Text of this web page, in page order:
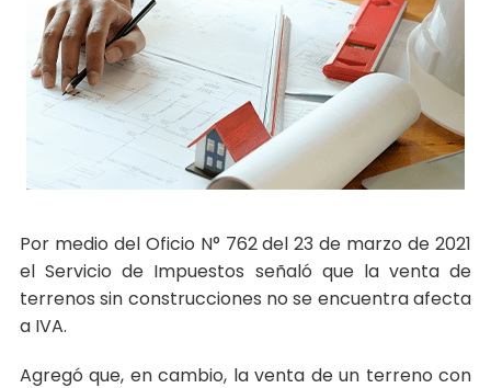
Por medio del Oficio N° 762 del 23 de marzo de 2021
el Servicio de Impuestos señaló que la venta de
terrenos sin construcciones no se encuentra afecta
a IVA.
Agregó que, en cambio, la venta de un terreno con